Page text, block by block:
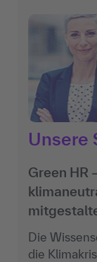
Unsere
Green HR
Die
die